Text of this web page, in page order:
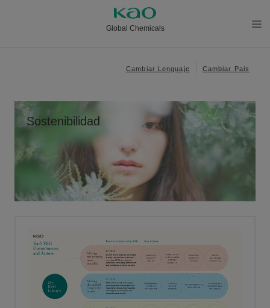
Global Chemicals
を開
Cambiar Lenguaje Cambiar Pais
Sostenibilidad